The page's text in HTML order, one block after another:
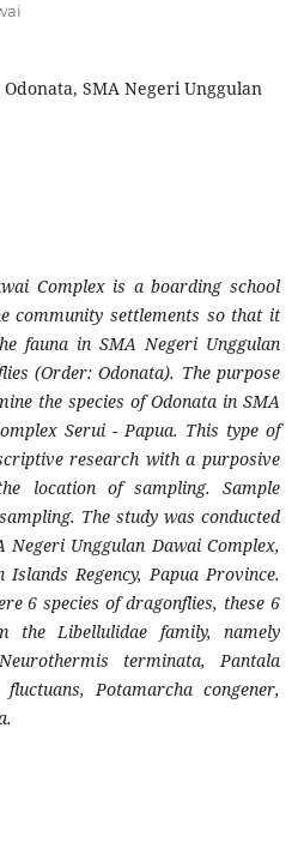
SMA Negeri Unggulan
Complex is a boarding school
community settlements so that it
fauna in SMA Negeri Unggulan
(Order: Odonata). The purpose
the species of Odonata in SMA
Serui - Papua. This type of
research with a purposive
location of sampling. Sample
The study was conducted
Unggulan Dawai Complex,
Regency, Papua Province.
6 species of dragonflies, these 6
the Libellulidae family, namely
terminata, Pantala
Potamarcha congener,